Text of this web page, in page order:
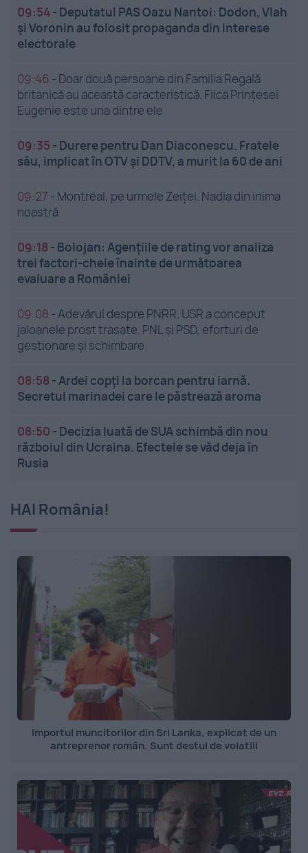
09:54- Deputatul PAS Oazu Nantoi: Dodon, Vlah
și Voronin au folosit propaganda din interese
electorale
09:46 - Doar două persoane din Familia Regală
britanică au această caracteristică. Fiica Prințesei
Eugenie este una dintre ele
09:35 - Durere pentru Dan Diaconescu. Fratele
său, implicat în OTV și DDTV, a murit la 60 de ani
09:27 - Montréal, pe urmele Zeiței. Nadia din inima
noastră
09:18 - Bolojan: Agențiile de rating vor analiza
trei factori-cheie înainte de următoarea
evaluare a României
09:08 -Adevărul despre PNRR. USR a conceput
jaloanele prost trasate. PNL și PSD, eforturi de
gestionare și schimbare
08:58 -Ardei copți la borcan pentru iarnă.
Secretul marinadei care le păstrează aroma
08:50 - Decizia luată de SUA schimbă din nou
războiul din Ucraina. Efectele se văd deja în
Rusia
HAI România!
Importul muncitorilor din Sri Lanka, explicat de un
antreprenor român. Sunt destul de volatili